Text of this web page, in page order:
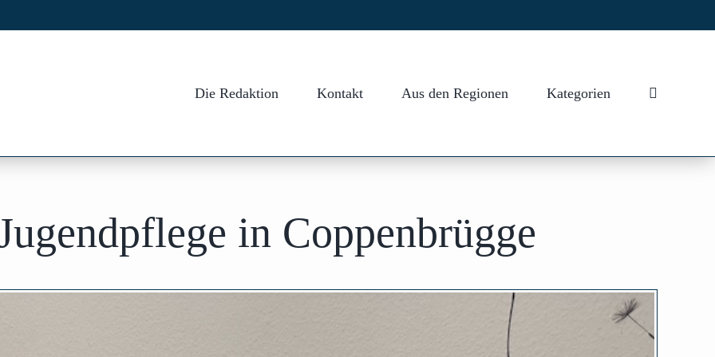
Die Redaktion Kontakt Aus den Regionen Kategorien
in Coppenbrügge